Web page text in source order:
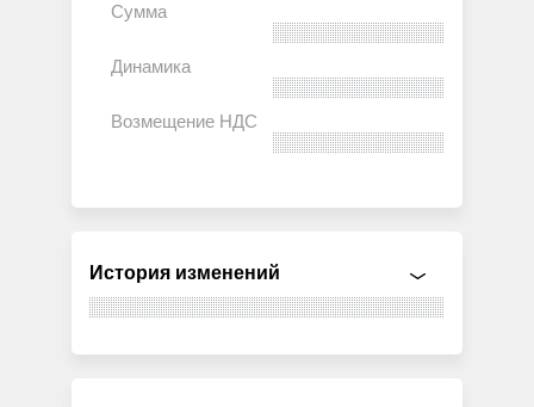
История изменений